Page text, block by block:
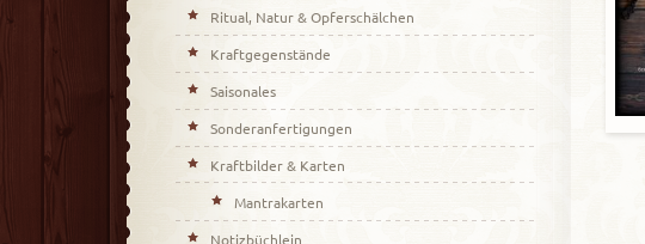
Ritual, Natur & Opferschälchen
Kraftgegenstände
Saisonales
Sonderanfertigungen
Kraftbilder & Karten
Mantrakarten
Notizbüchlein